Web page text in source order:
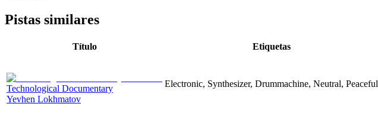
Pistas similares
Título Etiquetas
Technological Documentary
Yevhen Lokhmatov
Electronic, Synthesizer, Drummachine, Neutral, Peaceful